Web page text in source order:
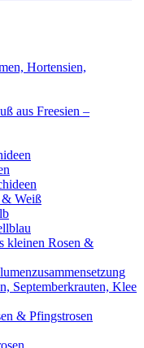
Hortensien,
aus Freesien –
& Weiß
kleinen Rosen &
Septemberkrauten, Klee
& Pfingstrosen